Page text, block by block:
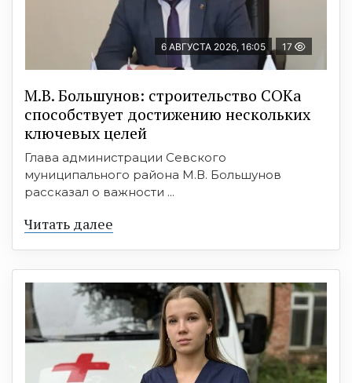
6 АВГУСТА 2026, 16:05 17
М.В. Большунов: строительство СОКа
способствует достижению нескольких
ключевых целей
Глава администрации Севского
муниципального района М.В. Большунов
рассказал о важности ...
Читать далее